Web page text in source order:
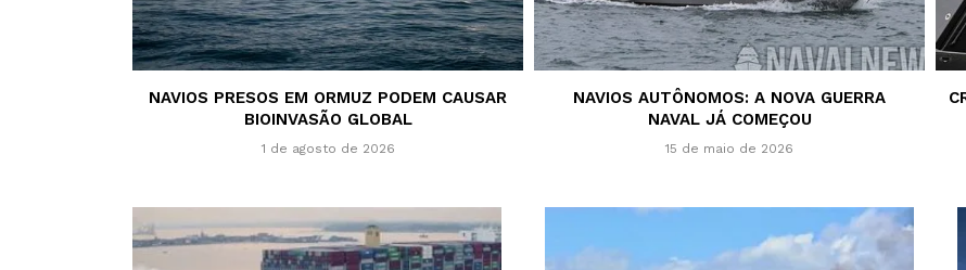
NAVIOS PRESOS EM ORMUZ PODEM CAUSAR
BIOINVASÃO GLOBAL
1 de agosto de 2026
NAVIOS AUTÔNOMOS: A NOVA GUERRA
NAVAL JÁ COMEÇOU
15 de maio de 2026